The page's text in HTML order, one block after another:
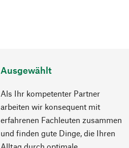
Ausgewählt
Als Ihr kompetenter Partner
arbeiten wir konsequent mit
erfahrenen Fachleuten zusammen
und finden gute Dinge, die Ihren